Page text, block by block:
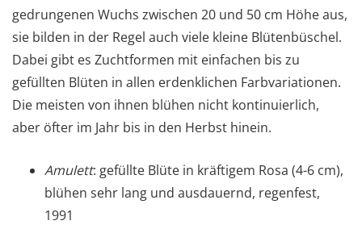
gedrungenen Wuchs zwischen 20 und 50 cm Höhe aus,
sie bilden in der Regel auch viele kleine Blütenbüschel.
Dabei gibt es Zuchtformen mit einfachen bis zu
gefüllten Blüten in allen erdenklichen Farbvariationen.
Die meisten von ihnen blühen nicht kontinuierlich,
aber öfter im Jahr bis in den Herbst hinein.
Amulett: gefüllte Blüte in kräftigem Rosa (4-6 cm),
blühen sehr lang und ausdauernd, regenfest,
1991